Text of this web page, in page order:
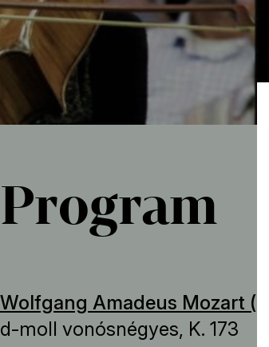
Program
Wolfgang Amadeus Mozart (→
d-moll vonósnégyes, K. 173